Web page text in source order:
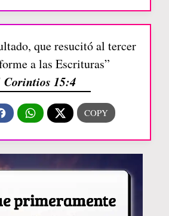
que resucitó al tercer
a las Escrituras”
Corintios 15:4